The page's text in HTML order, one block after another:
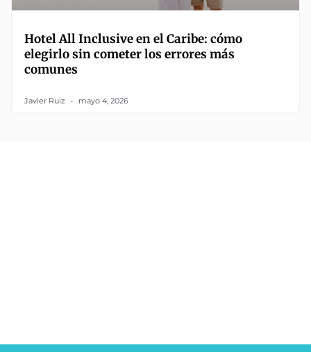
Hotel All Inclusive en el Caribe: cómo
elegirlo sin cometer los errores más
comunes
Javier Ruiz mayo 4, 2026